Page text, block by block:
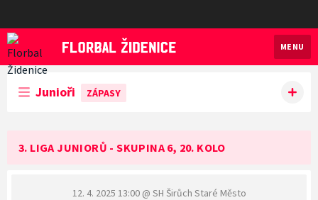
Florbal Židenice
MENU
Junioři ZÁPASY
3. LIGA JUNIORŮ - SKUPINA 6, 20. KOLO
12. 4. 2025 13:00@ SH Širůch Staré Město